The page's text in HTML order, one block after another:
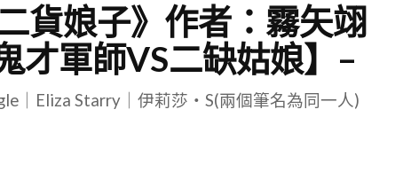
貨娘子》作者：霧矢翊
才軍師VS二缺姑娘】–
｜Eliza Starry｜伊莉莎・S(兩個筆名為同一人)